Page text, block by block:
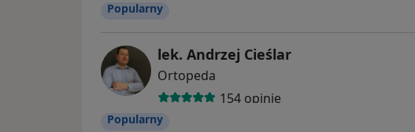
Popularny
lek. Andrzej Cieślar
Ortopeda
154 opinie
Popularny